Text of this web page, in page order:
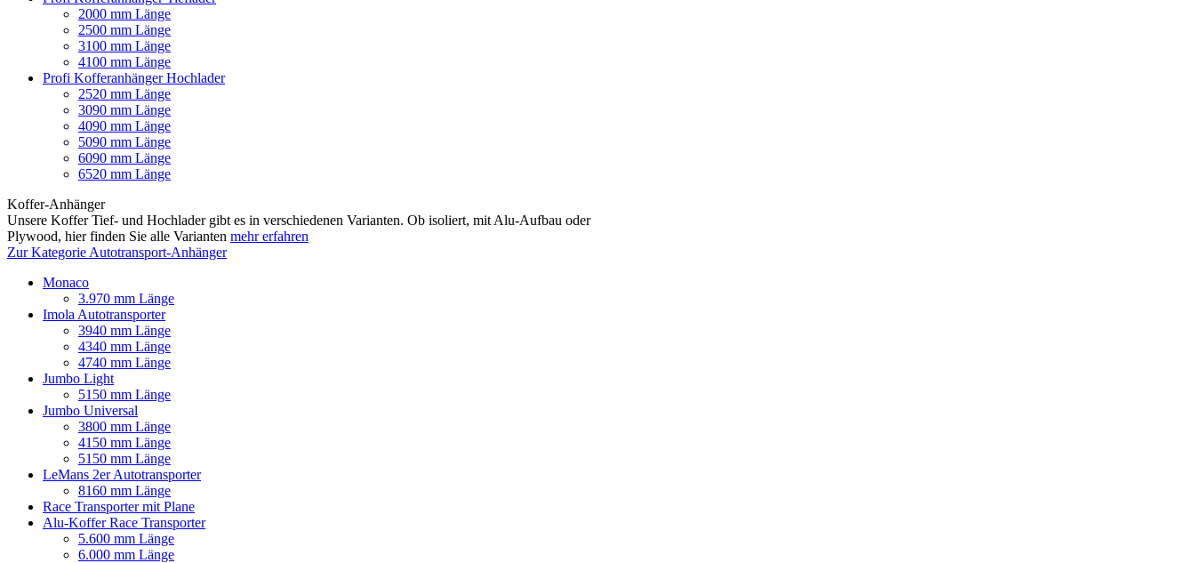
2000 mm Länge
2500 mm Länge
3100 mm Länge
4100 mm Länge
Profi Kofferanhänger Hochlader
2520 mm Länge
3090 mm Länge
4090 mm Länge
5090 mm Länge
6090 mm Länge
6520 mm Länge
Koffer-Anhänger
Unsere Koffer Tief- und Hochlader gibt es in verschiedenen Varianten. Ob isoliert, mit Alu-Aufbau oder
Plywood, hier finden Sie alle Varianten mehr erfahren
Zur Kategorie Autotransport-Anhänger
Monaco
3.970 mm Länge
Imola Autotransporter
3940 mm Länge
4340 mm Länge
4740 mm Länge
Jumbo Light
5150 mm Länge
Jumbo Universal
3800 mm Länge
4150 mm Länge
5150 mm Länge
LeMans 2er Autotransporter
8160 mm Länge
Race Transporter mit Plane
Alu-Koffer Race Transporter
5.600 mm Länge
6.000 mm Länge